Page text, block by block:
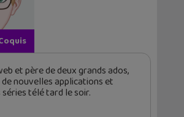
et père de deux grands ados,
nouvelles applications et
télé tard le soir.